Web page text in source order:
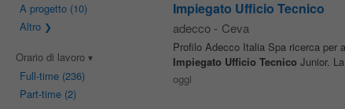
A progetto(10)
Altro
Orario di lavoro
Full-time(236)
Part-time(2)
Impiegato Ufficio Tecnico
adecco - Ceva
Profilo Adecco Italia Spa ricerca per
Impiegato Ufficio TecnicoJunior.
oggi